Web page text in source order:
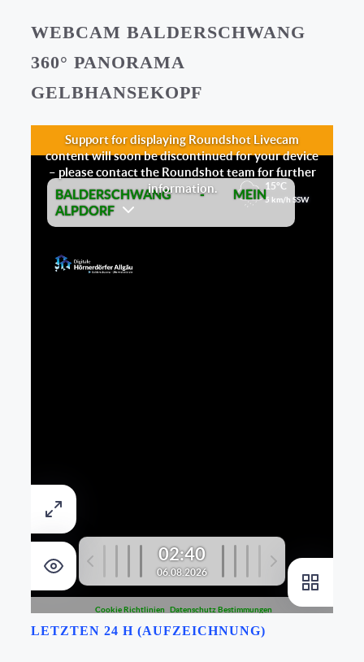
WEBCAM BALDERSCHWANG
360° PANORAMA
GELBHANSEKOPF
LETZTEN 24 H (AUFZEICHNUNG)